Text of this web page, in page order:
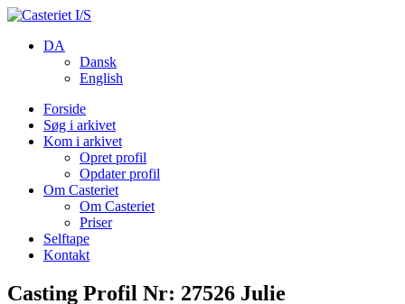
DA
Dansk
English
Forside
Søg i arkivet
Kom i arkivet
Opret profil
Opdater profil
Om Casteriet
Om Casteriet
Priser
Selftape
Kontakt
Casting Profil Nr: 27526 Julie